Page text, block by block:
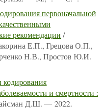
первоначальной
рекомендации /
Е.П., Грецова О.П.,
Н.В., Простов Ю.И.
кодирования
и смертности :
Д.Ш. — 2022.